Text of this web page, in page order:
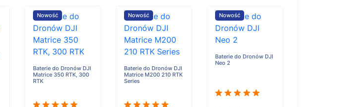
Nowość
Baterie do Dronów DJI
Matrice 350 RTK, 300
RTK
Nowość
Baterie do Dronów DJI
Matrice M200 210 RTK
Series
Nowość
Baterie do Dronów DJI
Neo 2